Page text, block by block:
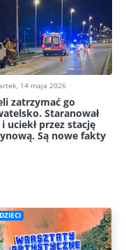
14 maja 2026
zatrzymać go
Staranował
uciekł przez stację
Są nowe fakty